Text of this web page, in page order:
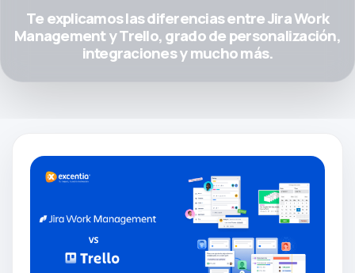
Te explicamos las diferencias entre Jira Work
Management y Trello, grado de personalización,
integraciones y mucho más.